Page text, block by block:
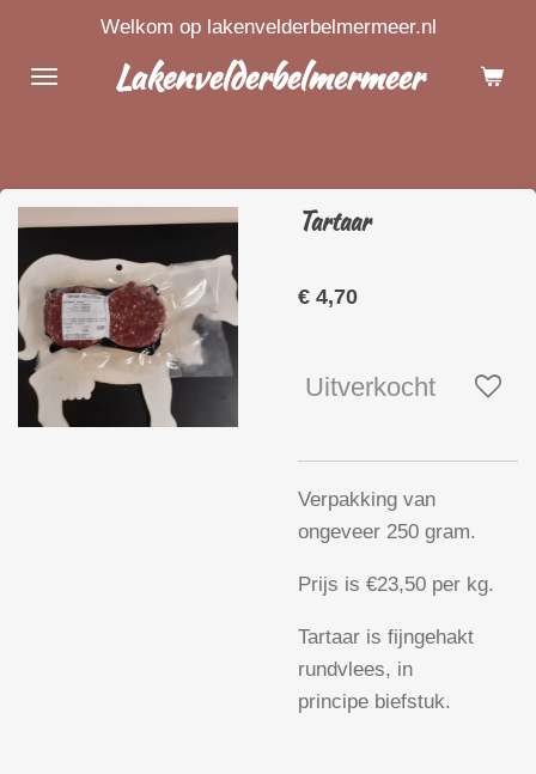
naar
Lakenvelderbelmermeer
Welkom op lakenvelderbelmermeer.nl
Tartaar
€ 4,70
Uitverkocht
Verpakking van
ongeveer 250 gram.
Prijs is €23,50 per kg.
Tartaar is fijngehakt
rundvlees, in
principe biefstuk.